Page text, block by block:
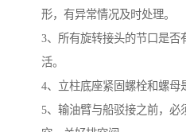
形，有异常情况及时处理。
3、所有旋转接头的节口是否
活。
4、立柱底座紧固螺栓和螺母
5、输油臂与船驳接之前，必